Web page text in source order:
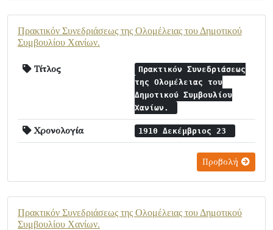
Πρακτικόν Συνεδριάσεως της Ολομέλειας του Δημοτικού
Συμβουλίου Χανίων.
Τίτλος
Πρακτικόν Συνεδριάσεως
της Ολομέλειας του
Δημοτικού Συμβουλίου
Χανίων.
Χρονολογία 1910 Δεκέμβριος 23
Προβολή
Πρακτικόν Συνεδριάσεως της Ολομέλειας του Δημοτικού
Συμβουλίου Χανίων.